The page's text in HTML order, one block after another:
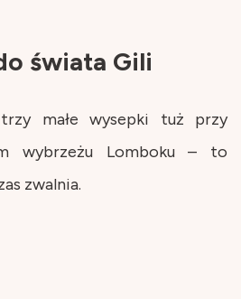
świata Gili
małe wysepki tuż przy
wybrzeżu Lomboku – to
zwalnia.